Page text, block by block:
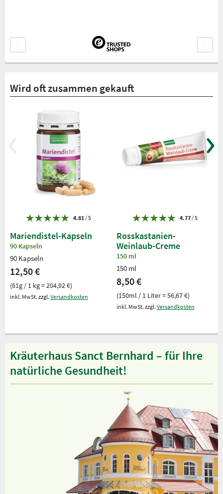
Wird oft zusammen gekauft
4.81 / 5
Mariendistel-Kapseln
90 Kapseln
90 Kapseln
12,50 €
(61g / 1 kg = 204,92 €)
inkl. MwSt. zzgl. Versandkosten
4.77/ 5
Rosskastanien-
Weinlaub-Creme
150 ml
150 ml
8,50 €
(150ml / 1 Liter = 56,67 €)
inkl. MwSt. zzgl. Versandkosten
Kräuterhaus Sanct Bernhard – für Ihre
natürliche Gesundheit!